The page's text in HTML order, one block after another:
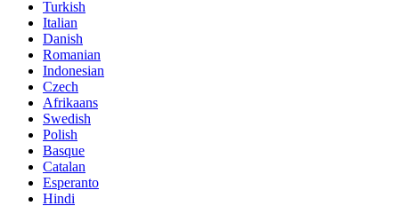
Turkish
Italian
Danish
Romanian
Indonesian
Czech
Afrikaans
Swedish
Polish
Basque
Catalan
Esperanto
Hindi